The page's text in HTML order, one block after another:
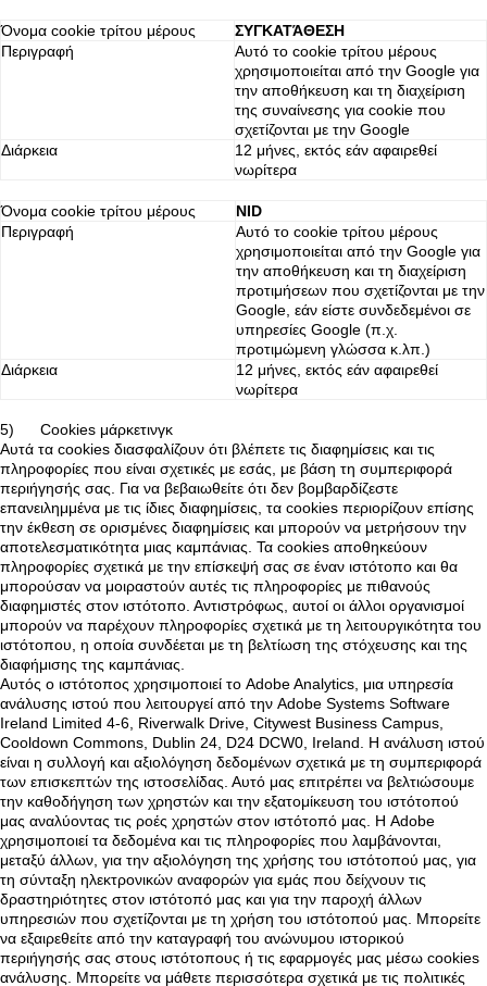
Όνομα cookie τρίτου μέρους
ΣΥΓΚΑΤΆΘΕΣΗ
Περιγραφή
Αυτό το cookie τρίτου μέρους
χρησιμοποιείται από την Google για
την αποθήκευση και τη διαχείριση
της συναίνεσης για cookie που
σχετίζονται με την Google
Διάρκεια
12 μήνες, εκτός εάν αφαιρεθεί
νωρίτερα
Όνομα cookie τρίτου μέρους
NID
Περιγραφή
Αυτό το cookie τρίτου μέρους
χρησιμοποιείται από την Google για
την αποθήκευση και τη διαχείριση
προτιμήσεων που σχετίζονται με την
Google, εάν είστε συνδεδεμένοι σε
υπηρεσίες Google (π.χ.
προτιμώμενη γλώσσα κ.λπ.)
Διάρκεια
12 μήνες, εκτός εάν αφαιρεθεί
νωρίτερα
5) Cookies μάρκετινγκ
Αυτά τα cookies διασφαλίζουν ότι βλέπετε τις διαφημίσεις και τις
πληροφορίες που είναι σχετικές με εσάς, με βάση τη συμπεριφορά
περιήγησής σας. Για να βεβαιωθείτε ότι δεν βομβαρδίζεστε
επανειλημμένα με τις ίδιες διαφημίσεις, τα cookies περιορίζουν επίσης
την έκθεση σε ορισμένες διαφημίσεις και μπορούν να μετρήσουν την
αποτελεσματικότητα μιας καμπάνιας. Τα cookies αποθηκεύουν
πληροφορίες σχετικά με την επίσκεψή σας σε έναν ιστότοπο και θα
μπορούσαν να μοιραστούν αυτές τις πληροφορίες με πιθανούς
διαφημιστές στον ιστότοπο. Αντιστρόφως, αυτοί οι άλλοι οργανισμοί
μπορούν να παρέχουν πληροφορίες σχετικά με τη λειτουργικότητα του
ιστότοπου, η οποία συνδέεται με τη βελτίωση της στόχευσης και της
διαφήμισης της καμπάνιας.
Αυτός ο ιστότοπος χρησιμοποιεί το Adobe Analytics, μια υπηρεσία
ανάλυσης ιστού που λειτουργεί από την Adobe Systems Software
Ireland Limited 4-6, Riverwalk Drive, Citywest Business Campus,
Cooldown Commons, Dublin 24, D24 DCW0, Ireland. Η ανάλυση ιστού
είναι η συλλογή και αξιολόγηση δεδομένων σχετικά με τη συμπεριφορά
των επισκεπτών της ιστοσελίδας. Αυτό μας επιτρέπει να βελτιώσουμε
την καθοδήγηση των χρηστών και την εξατομίκευση του ιστότοπού
μας αναλύοντας τις ροές χρηστών στον ιστότοπό μας. Η Adobe
χρησιμοποιεί τα δεδομένα και τις πληροφορίες που λαμβάνονται,
μεταξύ άλλων, για την αξιολόγηση της χρήσης του ιστότοπού μας, για
τη σύνταξη ηλεκτρονικών αναφορών για εμάς που δείχνουν τις
δραστηριότητες στον ιστότοπό μας και για την παροχή άλλων
υπηρεσιών που σχετίζονται με τη χρήση του ιστότοπού μας. Μπορείτε
να εξαιρεθείτε από την καταγραφή του ανώνυμου ιστορικού
περιήγησής σας στους ιστότοπους ή τις εφαρμογές μας μέσω cookies
ανάλυσης. Μπορείτε να μάθετε περισσότερα σχετικά με τις πολιτικές